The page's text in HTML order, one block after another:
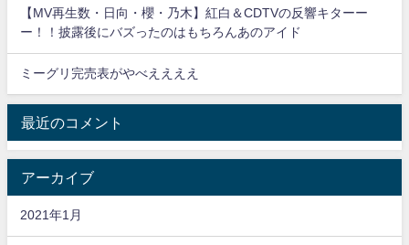
【MV再生数・日向・櫻・乃木】紅白＆CDTVの反響キターー
ー！！披露後にバズったのはもちろんあのアイド
ミーグリ完売表がやべええええ
最近のコメント
アーカイブ
2021年1月